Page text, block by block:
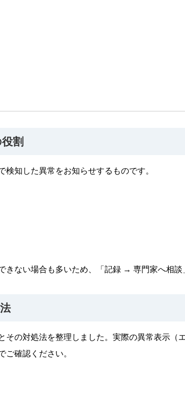
割
知した異常をお知らせするものです。
きない場合も多いため、「記録 → 専門家へ相談
その対処法を整理しました。実際の異常表示（
ご確認ください。